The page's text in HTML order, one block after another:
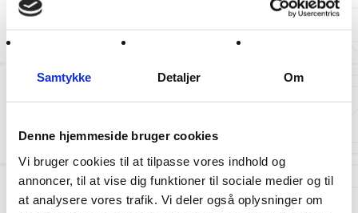
Samtykke Detaljer Om
Denne hjemmeside bruger cookies
Vi bruger cookies til at tilpasse vores indhold og
annoncer, til at vise dig funktioner til sociale medier og til
at analysere vores trafik. Vi deler også oplysninger om
Relaterede cases
Herunder finder du andre af vores projekter i